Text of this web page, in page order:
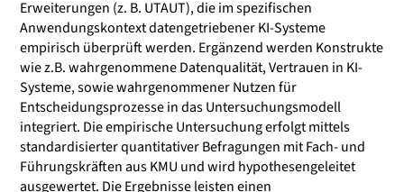
Erweiterungen (z. B. UTAUT), die im spezifischen
Anwendungskontext datengetriebener KI-Systeme
empirisch überprüft werden. Ergänzend werden Konstrukte
wie z.B. wahrgenommene Datenqualität, Vertrauen in KI-
Systeme, sowie wahrgenommener Nutzen für
Entscheidungsprozesse in das Untersuchungsmodell
integriert. Die empirische Untersuchung erfolgt mittels
standardisierter quantitativer Befragungen mit Fach- und
Führungskräften aus KMU und wird hypothesengeleitet
ausgewertet. Die Ergebnisse leisten einen